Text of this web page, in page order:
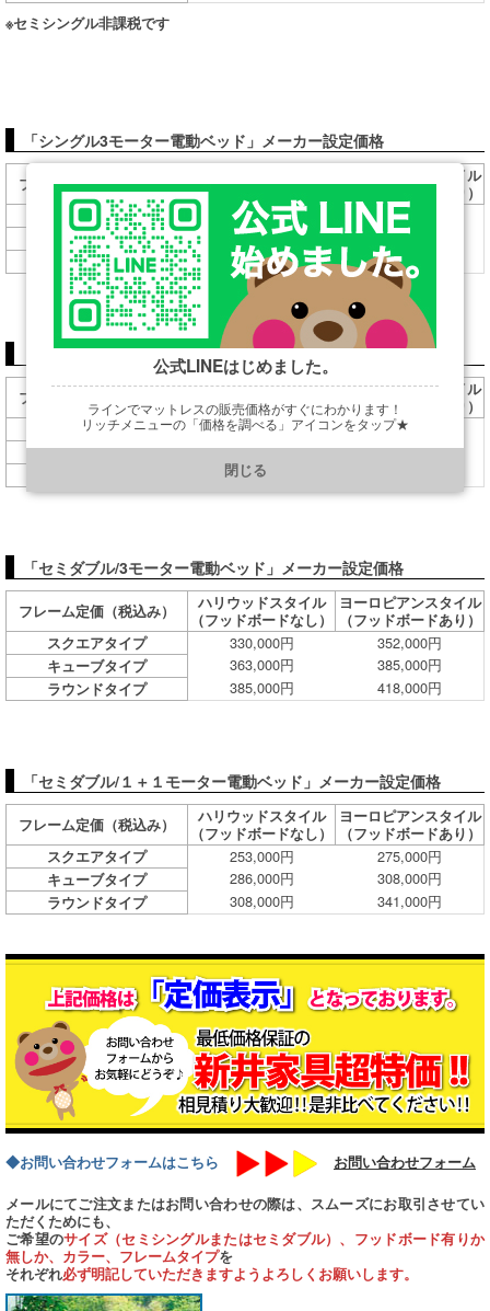
※セミシングル非課税です
「シングル3モーター電動ベッド」メーカー設定価格
フレーム定価（税込み）
（フッドボードなし）
ヨーロピアンスタイル
（フッドボードあり）
スクエアタイプ
261,800円 283,800円
キューブタイプ 294,800円 316,800円
ラウンドタイプ 316,800円 349,800円
「シングル「/１+１モーター電動ベッド」メーカー設定価格
フレーム定価（税込み）
ハリウッドスタイル
（フッドボードなし）
ヨーロピアンスタイル
（フッドボードあり）
スクエアタイプ
198,000円 220,000円
キューブタイプ 231,000円 253,000円
253,000円
「セミダブル/3モーター電動ベッド」メーカー設定価格
フレーム定価（税込み）
ハリウッドスタイル
（フッドボードなし）
ヨーロピアンスタイル
（フッドボードあり）
スクエアタイプ
330,000円 352,000円
キューブタイプ 363,000円 385,000円
ラウンドタイプ 385,000円 418,000円
「セミダブル/１＋１モーター電動ベッド」メーカー設定価格
フレーム定価（税込み）
ハリウッドスタイル
（フッドボードなし）
ヨーロピアンスタイル
（フッドボードあり）
スクエアタイプ
253,000円 275,000円
キューブタイプ 286,000円 308,000円
ラウンドタイプ 308,000円 341,000円
◆お問い合わせフォームはこちら お問い合わせフォーム
メールにてご注文またはお問い合わせの際は、スムーズにお取引させてい
ただくためにも、
ご希望のサイズ（セミシングルまたはセミダブル）、フッドボード有りか
無しか、カラー、フレームタイプを
それぞれ必ず明記していただきますようよろしくお願いします。
公式LINEはじめました。
ラインでマットレスの販売価格がすぐにわかります！
リッチメニューの「価格を調べる」アイコンをタップ★
https://line.me/R/ti/p/@901ptzjz
閉じる